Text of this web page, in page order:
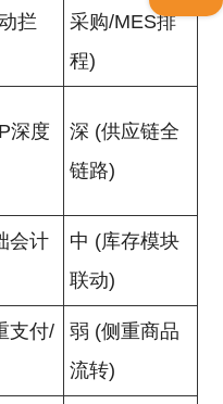
拦
采购/MES排
程)
深度
深 (供应链全
链路)
会计
中 (库存模块
联动)
支付/
弱 (侧重商品
流转)